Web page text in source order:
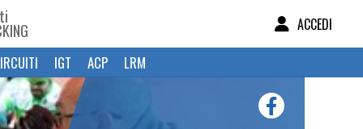
ACCEDI
IGT ACP LRM